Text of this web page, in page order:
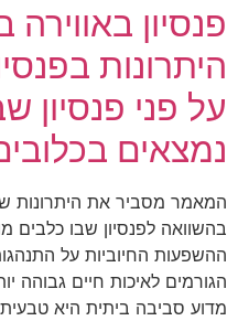
פנסיון
היתרונות
על פני פנסיון
נמצאים
המאמר מסביר את היתרונות
בהשוואה לפנסיון שבו כלבים
ההשפעות החיוביות על
הגורמים לאיכות חיים
מדוע סביבה ביתית היא